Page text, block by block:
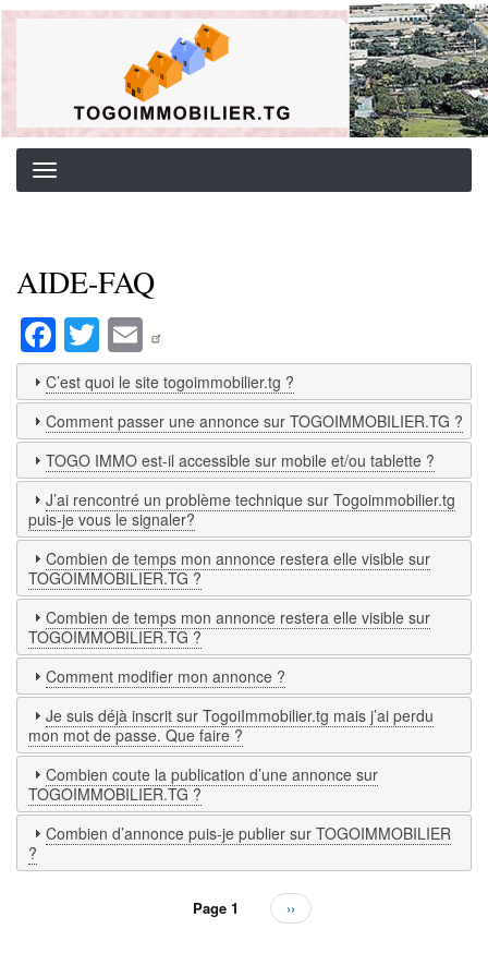
Aller
Background image for header
AIDE-FAQ
Fa
ce
bo
ok
T
wi
tte
r
E
m
ail
C’est quoi le site togoimmobilier.tg ?
Comment passer une annonce sur TOGOIMMOBILIER.TG ?
TOGO IMMO est-il accessible sur mobile et/ou tablette ?
J’ai rencontré un problème technique sur Togoimmobilier.tg
puis-je vous le signaler?
Combien de temps mon annonce restera elle visible sur
TOGOIMMOBILIER.TG ?
Combien de temps mon annonce restera elle visible sur
TOGOIMMOBILIER.TG ?
Comment modifier mon annonce ?
Je suis déjà inscrit sur TogoiImmobilier.tg mais j’ai perdu
mon mot de passe. Que faire ?
Combien coute la publication d’une annonce sur
TOGOIMMOBILIER.TG ?
Combien d’annonce puis-je publier sur TOGOIMMOBILIER
?
Page 1
Page
suivante
››